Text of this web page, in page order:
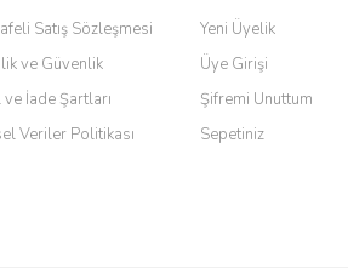
Satış Sözleşmesi
ve Güvenlik
İade Şartları
Veriler Politikası
Yeni Üyelik
Üye Girişi
Şifremi Unuttum
Sepetiniz